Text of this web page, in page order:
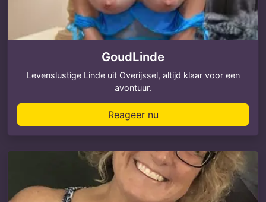
GoudLinde
Levenslustige Linde uit Overijssel, altijd klaar voor een
avontuur.
Reageer nu